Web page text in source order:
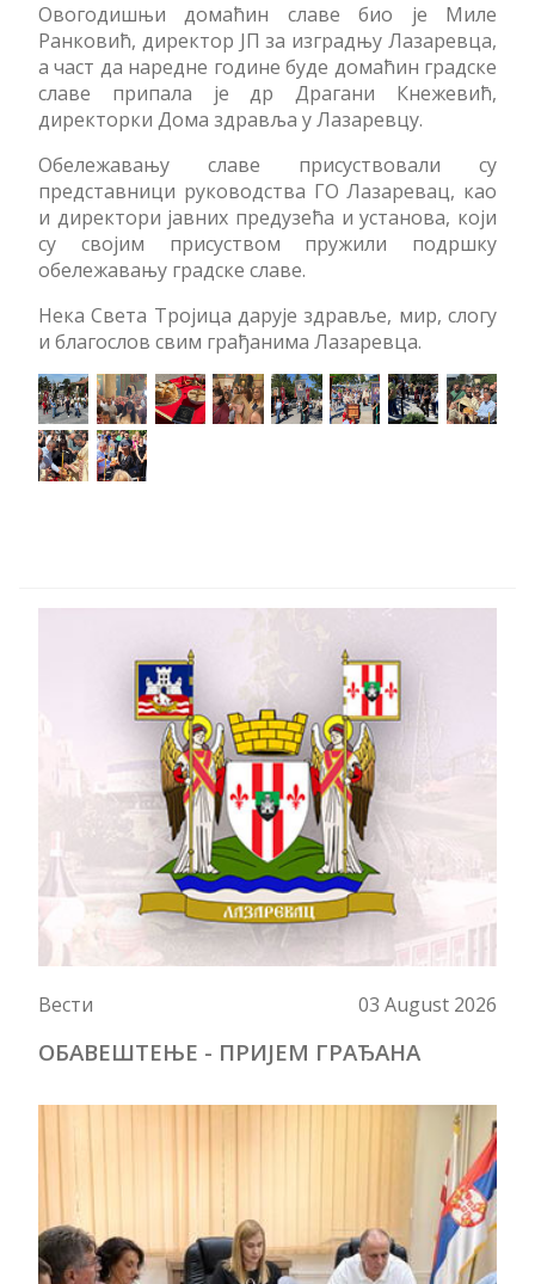
Овогодишњи домаћин славе био је Миле
Ранковић, директор ЈП за изградњу Лазаревца,
а част да наредне године буде домаћин градске
славе припала је др Драгани Кнежевић,
директорки Дома здравља у Лазаревцу.
Обележавању славе присуствовали су
представници руководства ГО Лазаревац, као
и директори јавних предузећа и установа, који
су својим присуством пружили подршку
обележавању градске славе.
Нека Света Тројица дарује здравље, мир, слогу
и благослов свим грађанима Лазаревца.
Вести 03 August 2026
ОБАВЕШТЕЊЕ - ПРИЈЕМ ГРАЂАНА